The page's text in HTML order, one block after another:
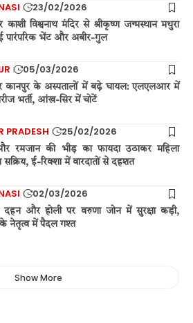
23/02/2026
काशी विश्वनाथ मंदिर से श्रीकृष्ण जन्मस्थान मथुरा
पारंपरिक भेंट और अबीर-गुल
05/03/2026
कानपुर के अस्पतालों में बढ़े घायल: एलएलआर में
भर्ती, आंख-सिर में चोटें
PRADESH 25/02/2026
रमजान की भीड़ का फायदा उठाकर महिला
सक्रिय, ई-रिक्शा में वारदातों से दहशत
02/03/2026
दहन और होली पर वरुणा जोन में सुरक्षा कड़ी,
के नेतृत्व में पैदल गश्त
Show More